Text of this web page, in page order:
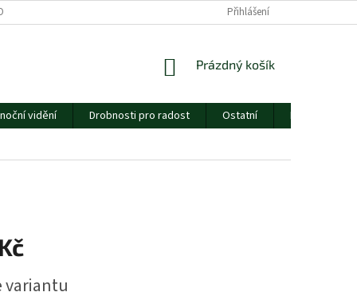
O NÁS
Přihlášení
NÁKUPNÍ
Prázdný košík
vidění Drobnosti pro radost Ostatní
Dárkový
variantu